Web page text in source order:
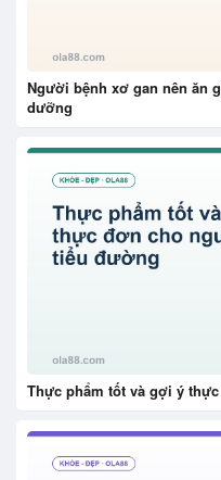
Người bệnh xơ gan nên ăn
dưỡng
Thực phẩm tốt và gợi ý